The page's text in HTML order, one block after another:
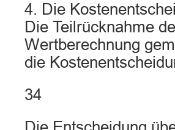
4. Die
Die Teilrücknahme
Wertberechnung
die
34